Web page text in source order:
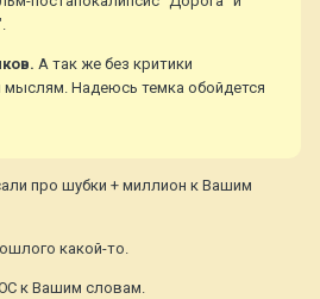
А так же без критики
Надеюсь темка обойдется
про шубки + миллион к Вашим
какой-то.
к Вашим словам.